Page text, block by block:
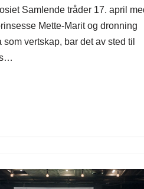
Samlende tråder 17. april
Mette-Marit og dronning
som vertskap, bar det av sted til